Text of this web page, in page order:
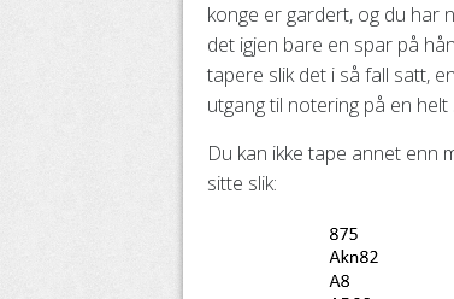
konge er gardert, og du har
det igjen bare en spar på
tapere slik det i så fall satt,
utgang til notering på en helt
Du kan ikke tape annet enn
sitte slik: